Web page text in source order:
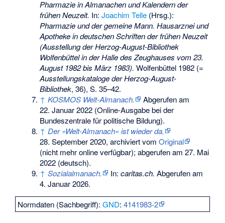
Pharmazie in Almanachen und Kalendern der
frühen Neuzeit. In:Joachim Telle (Hrsg.):
Pharmazie und der gemeine Mann. Hausarznei und
Apotheke in deutschen Schriften der frühen Neuzeit
(Ausstellung der Herzog-August-Bibliothek
Wolfenbüttel in der Halle des Zeughauses vom 23.
August 1982 bis März 1983). Wolfenbüttel 1982 (=
Ausstellungskataloge der Herzog-August-
Bibliothek, 36), S. 35–42.
↑ KOSMOS Welt-Almanach.
Abgerufen am
22. Januar 2022 (Online-Ausgabe bei der
Bundeszentrale für politische Bildung).
↑ Der »Welt-Almanach« ist wieder da.
28. September 2020, archiviert vomOriginal
(nicht mehr online verfügbar); abgerufen am 27. Mai
2022 (deutsch).
↑ Sozialalmanach. In:caritas.ch. Abgerufen am
4. Januar 2026.
Normdaten (Sachbegriff):GND:4141983-2